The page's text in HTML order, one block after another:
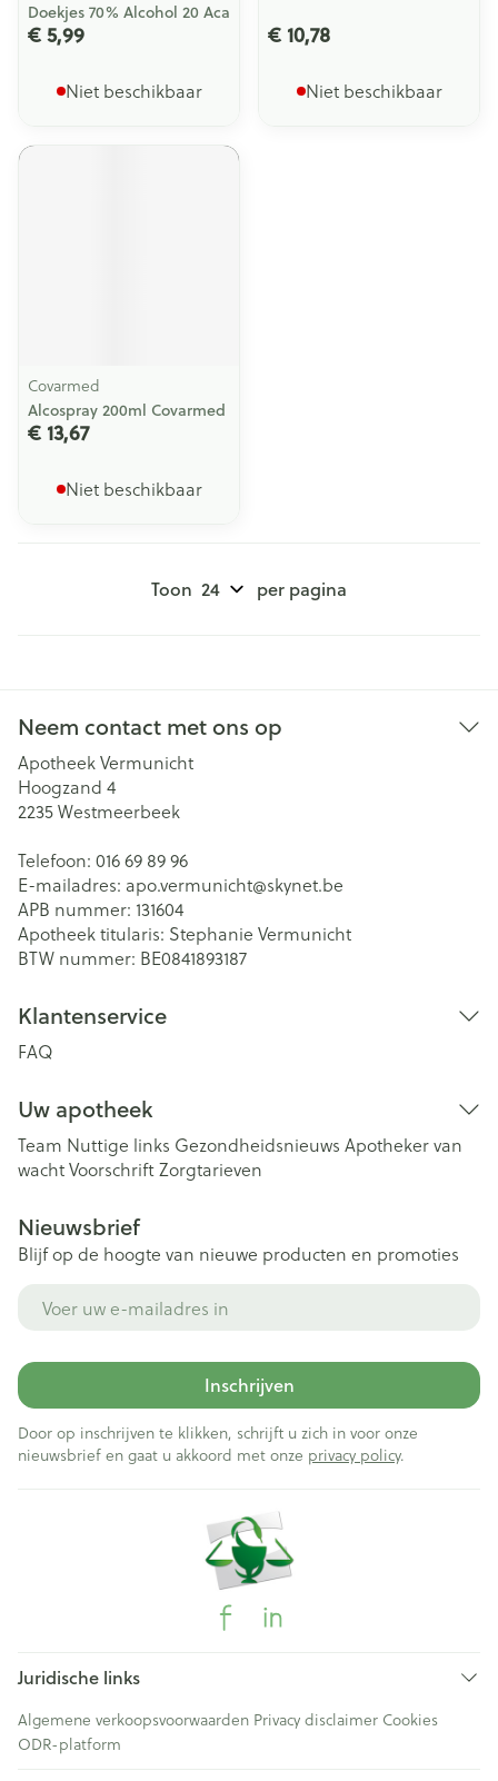
Doekjes 70% Alcohol 20 Aca
€ 5,99
Niet beschikbaar
€ 10,78
Niet beschikbaar
Covarmed
Alcospray 200ml Covarmed
€ 13,67
Niet beschikbaar
Toon per pagina
Neem contact met ons op
Apotheek Vermunicht
Hoogzand 4
2235Westmeerbeek
Telefoon: 016 69 89 96
E-mailadres: apo.vermunicht@skynet.be
APB nummer: 131604
Apotheek titularis: Stephanie Vermunicht
BTW nummer: BE0841893187
Klantenservice
FAQ
Uw apotheek
Team Nuttige links Gezondheidsnieuws Apotheker van
wachtVoorschriftZorgtarieven
Nieuwsbrief
Blijf op de hoogte van nieuwe producten en promoties
Inschrijven
Door op inschrijven te klikken, schrijft u zich in voor onze
nieuwsbrief en gaat u akkoord met onze privacy policy.
Juridische links
Algemene verkoopsvoorwaarden Privacy disclaimer Cookies
ODR-platform